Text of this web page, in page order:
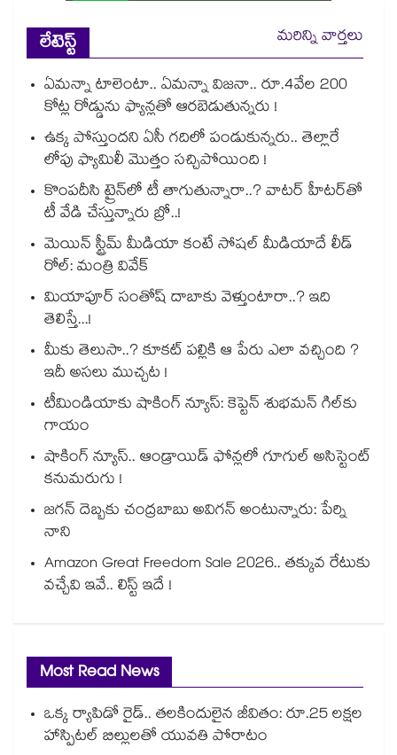
లేటెస్ట్
మరిన్ని వార్తలు
ఏమన్నా టాలెంటా.. ఏమన్నా విజనా.. రూ.4వేల 200
కోట్ల రోడ్డును ఫ్యాన్లతో ఆరబెడుతున్నరు !
ఉక్క పోస్తుందని ఏసీ గదిలో పండుకున్నరు.. తెల్లారే
లోపు ఫ్యామిలీ మొత్తం సచ్చిపోయింది !
కొంపదీసి ట్రైన్⁬లో టీ తాగుతున్నారా..? వాటర్ హీటర్⁭⁭తో
టీ వేడి చేస్తున్నారు బ్రో..!
మెయిన్ స్ట్రీమ్ మీడియా కంటే సోషల్ మీడియాదే లీడ్
రోల్: మంత్రి వివేక్
మియాపూర్ సంతోష్ దాబాకు వెళ్తుంటారా..? ఇది
తెలిస్తే...!
మీకు తెలుసా..? కూకట్ పల్లికి ఆ పేరు ఎలా వచ్చింది ?
ఇదీ అసలు ముచ్చట !
టీమిండియాకు షాకింగ్ న్యూస్: కెప్టెన్ శుభమన్ గిల్‎కు
గాయం
షాకింగ్ న్యూస్.. ఆండ్రాయిడ్ ఫోన్లలో గూగుల్ అసిస్టెంట్
కనుమరుగు !
జగన్ దెబ్బకు చంద్రబాబు అవిగన్ అంటున్నారు: పేర్ని
నాని
Amazon Great Freedom Sale 2026.. తక్కువ రేటుకు
వచ్చేవి ఇవే.. లిస్ట్ ఇదే !
Most Read News
ఒక్క ర్యాపిడో రైడ్.. తలకిందులైన జీవితం: రూ.25 లక్షల
హాస్పిటల్ బిల్లులతో యువతి పోరాటం